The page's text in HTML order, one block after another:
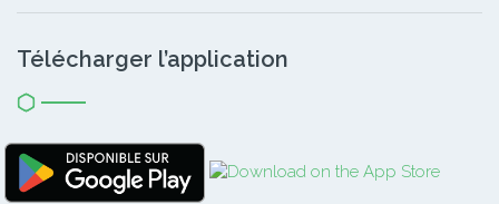
Télécharger l’application